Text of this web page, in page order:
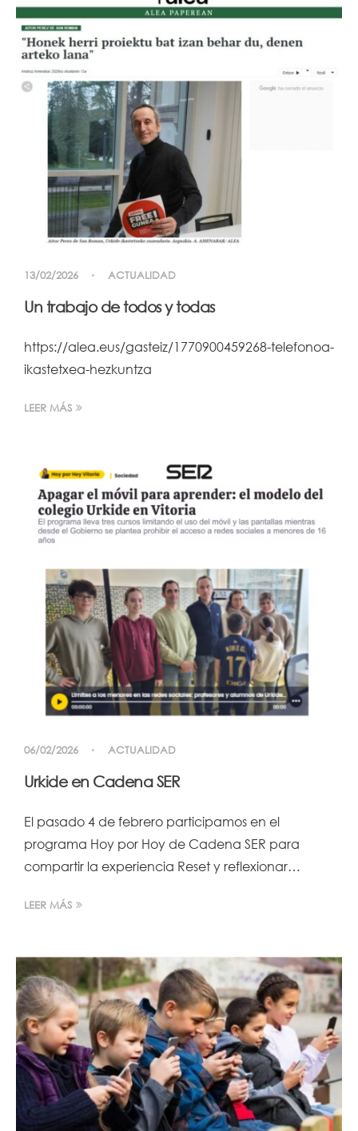
13/02/2026 ACTUALIDAD
Un trabajo de todos y todas
https://alea.eus/gasteiz/1770900459268-telefonoa-
ikastetxea-hezkuntza
LEER MÁS
06/02/2026 ACTUALIDAD
Urkide en Cadena SER
El pasado 4 de febrero participamos en el
programa Hoy por Hoy de Cadena SER para
compartir la experiencia Reset y reflexionar…
LEER MÁS